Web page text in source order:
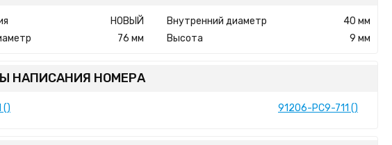
НОВЫЙ Внутренний диаметр
40 мм
76 мм Высота 9 мм
НАПИСАНИЯ НОМЕРА
() 91206-PC9-711 ()